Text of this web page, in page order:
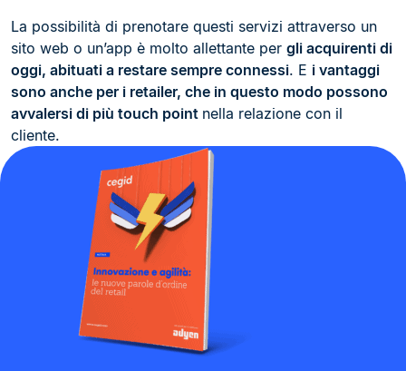
La possibilità di prenotare questi servizi attraverso un
sito web o un’app è molto allettante per gli acquirenti di
oggi, abituati a restare sempre connessi. E i vantaggi
sono anche per i retailer, che in questo modo possono
avvalersi di più touch point nella relazione con il
cliente.